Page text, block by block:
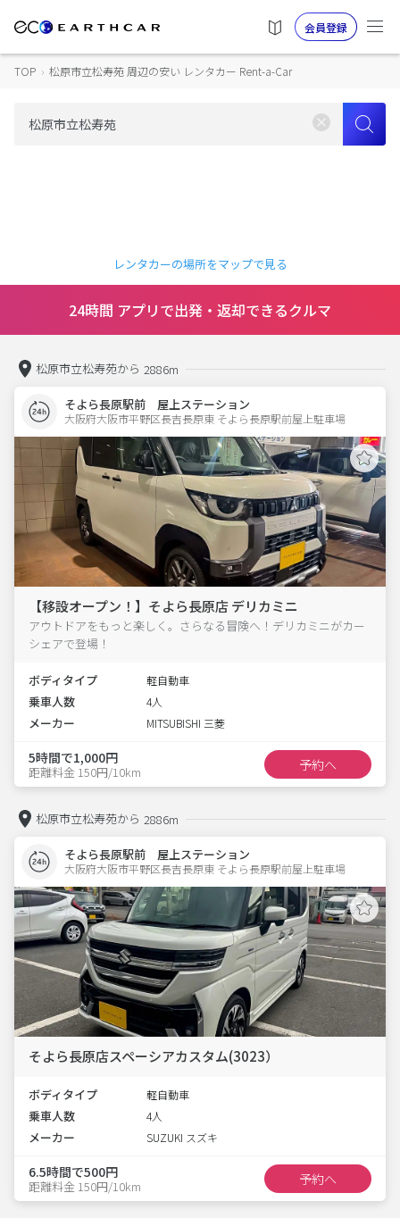
会員登録
TOP › 松原市立松寿苑 周辺の安い レンタカー Rent-a-Car
レンタカーの場所をマップで見る
24時間 アプリで出発・返却できるクルマ
松原市立松寿苑から 2886m
そよら長原駅前 屋上ステーション
大阪府大阪市平野区長吉長原東 そよら長原駅前屋上駐車場
【移設オープン！】そよら長原店 デリカミニ
アウトドアをもっと楽しく。さらなる冒険へ！デリカミニがカー
シェアで登場！
ボディタイプ 軽自動車
乗車人数 4人
メーカー MITSUBISHI 三菱
5時間で1,000円
距離料金 150円/10km 予約へ
松原市立松寿苑から 2886m
そよら長原駅前 屋上ステーション
大阪府大阪市平野区長吉長原東 そよら長原駅前屋上駐車場
そよら長原店スペーシアカスタム(3023）
ボディタイプ 軽自動車
乗車人数 4人
メーカー SUZUKI スズキ
6.5時間で500円
距離料金 150円/10km 予約へ